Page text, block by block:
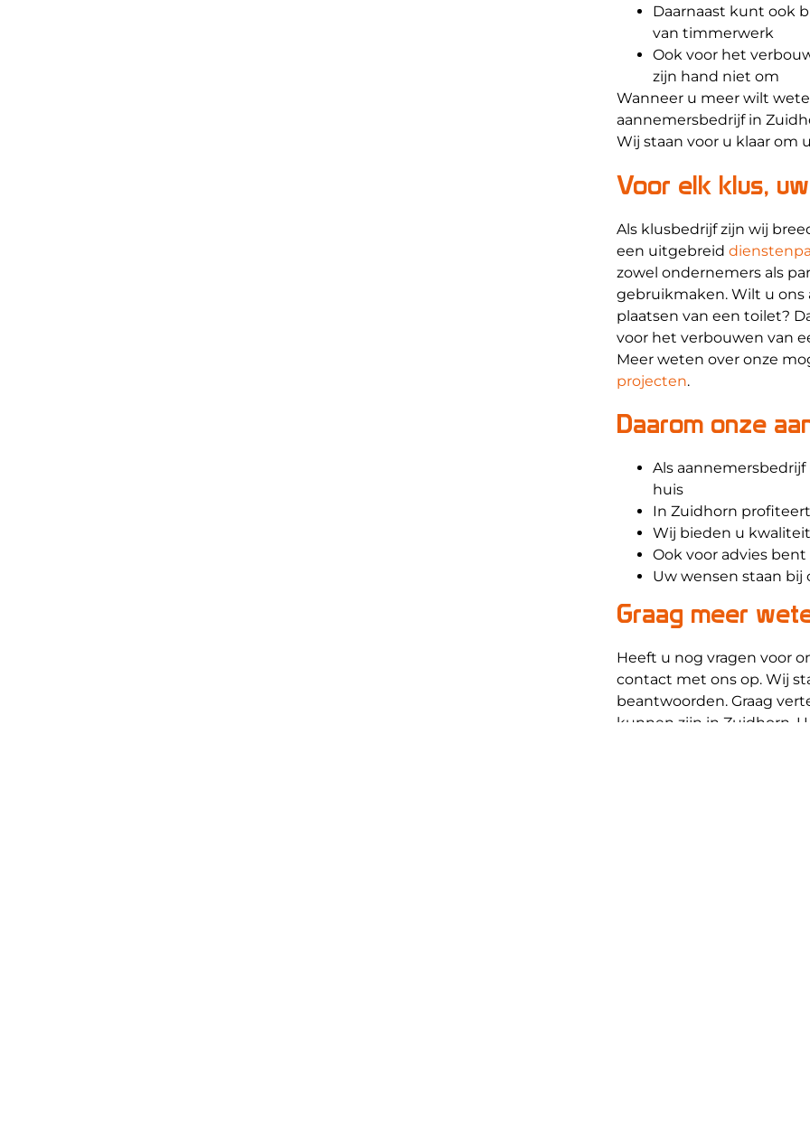
Daarnaast kunt ook
van timmerwerk
Ook voor het
zijn hand niet om
Wanneer u meer wilt
aannemersbedrijf in
Wij staan voor u klaar om
Voor elk klus,
Als klusbedrijf zijn wij
een uitgebreid
zowel ondernemers als
gebruikmaken. Wilt u ons
plaatsen van een toilet?
voor het verbouwen van
Meer weten over onze
projecten.
Daarom onze
Als
huis
In Zuidhorn
Wij bieden u
Ook voor advies
Uw wensen staan bij
Graag meer
Heeft u nog vragen voor
contact met ons op. Wij
beantwoorden. Graag
kunnen zijn in Zuidhorn.